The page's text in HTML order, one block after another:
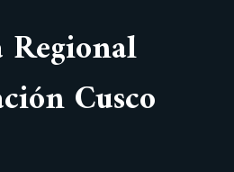
Regional
Cusco